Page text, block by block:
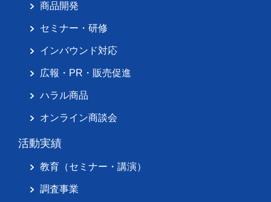
商品開発
セミナー・研修
インバウンド対応
広報・PR・販売促進
ハラル商品
オンライン商談会
活動実績
教育（セミナー・講演）
調査事業